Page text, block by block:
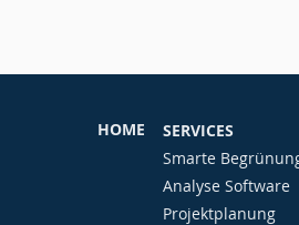
HOME
SERVICES
Smarte
Analyse Software
Projektplanung